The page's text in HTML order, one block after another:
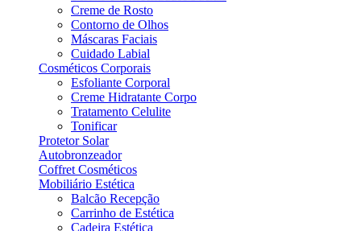
Creme de Rosto
Contorno de Olhos
Máscaras Faciais
Cuidado Labial
Cosméticos Corporais
Esfoliante Corporal
Creme Hidratante Corpo
Tratamento Celulite
Tonificar
Protetor Solar
Autobronzeador
Coffret Cosméticos
Mobiliário Estética
Balcão Recepção
Carrinho de Estética
Cadeira Estética